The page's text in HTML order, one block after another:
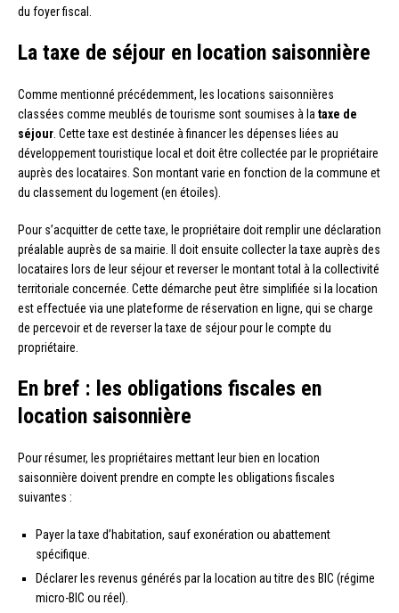
du foyer fiscal.
La taxe de séjour en location saisonnière
Comme mentionné précédemment, les locations saisonnières
classées comme meublés de tourisme sont soumises à la taxe de
séjour . Cette taxe est destinée à financer les dépenses liées au
développement touristique local et doit être collectée par le propriétaire
auprès des locataires. Son montant varie en fonction de la commune et
du classement du logement (en étoiles).
Pour s’acquitter de cette taxe, le propriétaire doit remplir une déclaration
préalable auprès de sa mairie. Il doit ensuite collecter la taxe auprès des
locataires lors de leur séjour et reverser le montant total à la collectivité
territoriale concernée. Cette démarche peut être simplifiée si la location
est effectuée via une plateforme de réservation en ligne, qui se charge
de percevoir et de reverser la taxe de séjour pour le compte du
propriétaire.
En bref : les obligations fiscales en
location saisonnière
Pour résumer, les propriétaires mettant leur bien en location
saisonnière doivent prendre en compte les obligations fiscales
suivantes :
Payer la taxe d’habitation, sauf exonération ou abattement
spécifique.
Déclarer les revenus générés par la location au titre des BIC (régime
micro-BIC ou réel).